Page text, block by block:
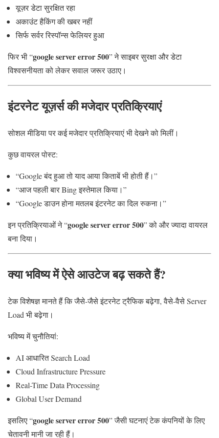
यूज़र डेटा सुरक्षित रहा
अकाउंट हैकिंग की खबर नहीं
सिर्फ सर्वर रिस्पॉन्स फेलियर हुआ
फिर भी “google server error 500” ने साइबर सुरक्षा और डेटा
विश्वसनीयता को लेकर सवाल जरूर उठाए।
इंटरनेट यूज़र्स की मजेदार प्रतिक्रियाएं
सोशल मीडिया पर कई मजेदार प्रतिक्रियाएं भी देखने को मिलीं।
कुछ वायरल पोस्ट:
“Google बंद हुआ तो याद आया किताबें भी होती हैं।”
“आज पहली बार Bing इस्तेमाल किया।”
“Google डाउन होना मतलब इंटरनेट का दिल रुकना।”
इन प्रतिक्रियाओं ने “google server error 500” को और ज्यादा वायरल
बना दिया।
क्या भविष्य में ऐसे आउटेज बढ़ सकते हैं?
टेक विशेषज्ञ मानते हैं कि जैसे-जैसे इंटरनेट ट्रैफिक बढ़ेगा, वैसे-वैसे Server
Load भी बढ़ेगा।
भविष्य में चुनौतियां:
AI आधारित Search Load
Cloud Infrastructure Pressure
Real-Time Data Processing
Global User Demand
इसलिए “google server error 500” जैसी घटनाएं टेक कंपनियों के लिए
चेतावनी मानी जा रही हैं।